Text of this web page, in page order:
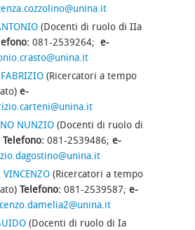
(Docenti di ruolo di IIa
081-2539264; e-
(Ricercatori a tempo
e-
NUNZIO (Docenti di ruolo di
Telefono: 081-2539486; e-
VINCENZO (Ricercatori a tempo
Telefono: 081-2539587; e-
(Docenti di ruolo di Ia